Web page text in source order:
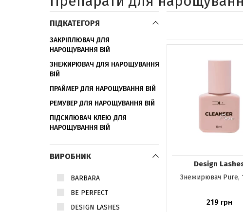
ПІДКАТЕГОРЯ
ЗАКРІПЛЮВАЧ ДЛЯ
НАРОЩУВАННЯ ВІЙ
ЗНЕЖИРЮВАЧ ДЛЯ НАРОЩУВАННЯ
ВІЙ
ПРАЙМЕР ДЛЯ НАРОЩУВАННЯ ВІЙ
РЕМУВЕР ДЛЯ НАРОЩУВАННЯ ВІЙ
ПІДСИЛЮВАЧ КЛЕЮ ДЛЯ
НАРОЩУВАННЯ ВІЙ
ВИРОБНИК
BARBARA
BE PERFECT
DESIGN LASHES
Design
Знежирювач Pure,
219грн